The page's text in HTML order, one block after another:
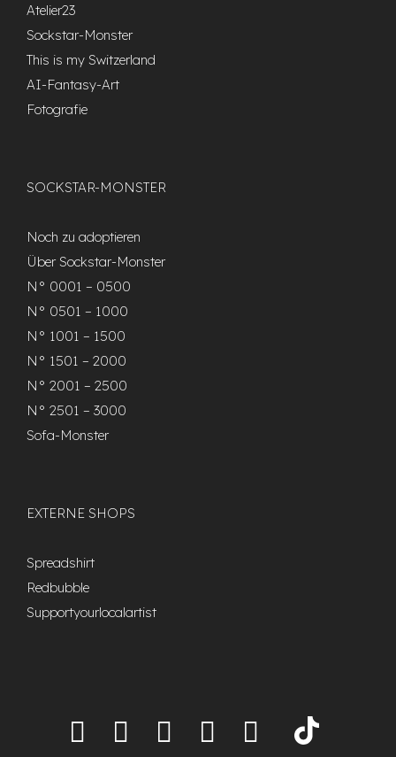
Atelier23
Sockstar-Monster
This is my Switzerland
AI-Fantasy-Art
Fotografie
SOCKSTAR-MONSTER
Noch zu adoptieren
Über Sockstar-Monster
N° 0001 – 0500
N° 0501 – 1000
N° 1001 – 1500
N° 1501 – 2000
N° 2001 – 2500
N° 2501 – 3000
Sofa-Monster
EXTERNE SHOPS
Spreadshirt
Redbubble
Supportyourlocalartist